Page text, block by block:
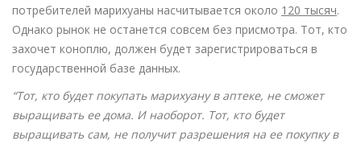
потребителей марихуаны насчитывается около 120 тысяч.
Однако рынок не останется совсем без присмотра. Тот, кто
захочет коноплю, должен будет зарегистрироваться в
государственной базе данных.
“Тот, кто будет покупать марихуану в аптеке, не сможет
выращивать ее дома. И наоборот. Тот, кто будет
выращивать сам, не получит разрешения на ее покупку в